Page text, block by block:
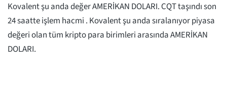
Kovalent şu anda değerAMERİKAN DOLARI. CQT taşındıson
24 saatte işlem hacmi . Kovalent şu anda sıralanıyorpiyasa
değeri olan tüm kripto para birimleri arasındaAMERİKAN
DOLARI.